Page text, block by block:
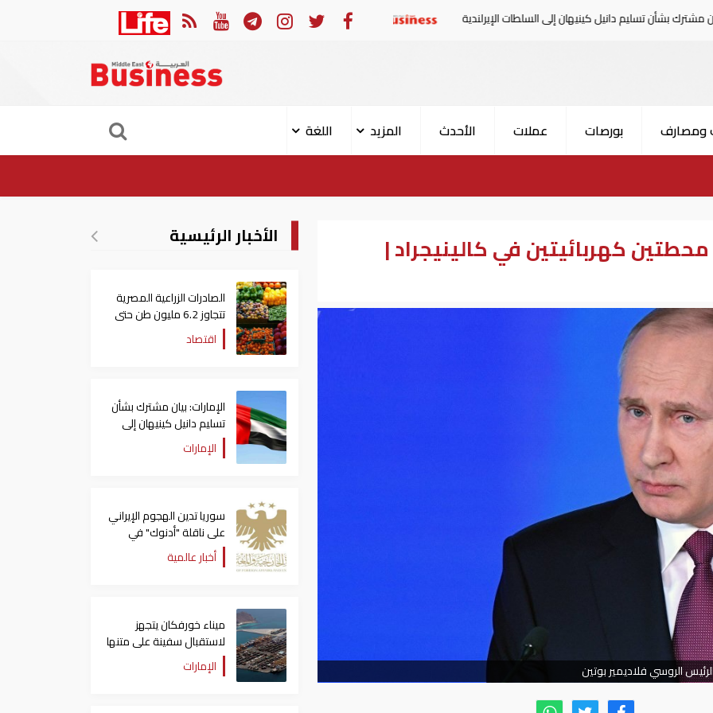
دانيل كينيهان إلى السلطات الإيرلندية سوريا تدين الهجوم الإيراني على ناقلة "أدنوك" في مضيق هرمز ‏
ومصارف بورصات عملات الأحدث المزيد اللغة
كهربائيتين في كالينيجراد |
الروسي فلاديمير بوتين
الأخبار الرئيسية
الصادرات الزراعية المصرية
تتجاوز 6.2 مليون طن حتى
الآناقتصاد
الإمارات: بيان مشترك بشأن
تسليم دانيل كينيهان إلى
السلطات الإيرلندية
الإمارات
سوريا تدين الهجوم الإيراني
على ناقلة "أدنوك" في
مضيق هرمز ‏
أخبار عالمية
ميناء خورفكان يتجهز
لاستقبال سفينة على متنها
6068 سيارة صينيةالإمارات